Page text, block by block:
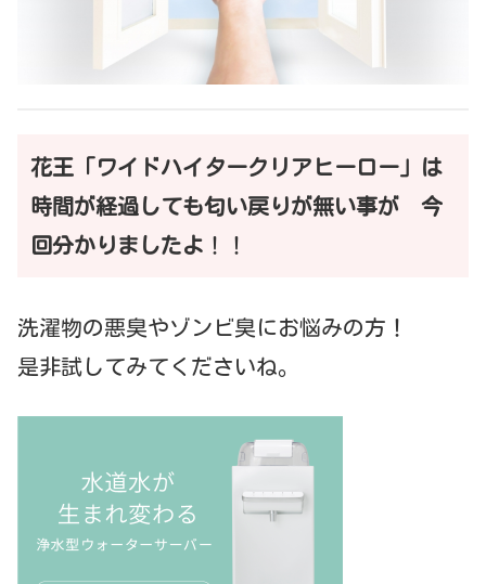
花王「ワイドハイタークリアヒーロー」は
時間が経過しても匂い戻りが無い事が 今
回分かりましたよ ！！
洗濯物の悪臭やゾンビ臭にお悩みの方！
是非試してみてくださいね。